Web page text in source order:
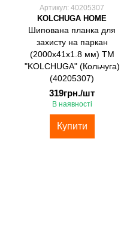
Артикул: 40205307
KOLCHUGA HOME
Шипована планка для
захисту на паркан
(2000х41х1.8 мм) ТМ
"KOLCHUGA" (Кольчуга)
(40205307)
319грн./шт
В наявності
Купити